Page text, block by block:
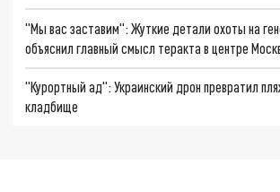
"Мы вас заставим": Жуткие детали охоты на
объяснил главный смысл теракта в центре
"Курортный ад": Украинский дрон превратил
кладбище